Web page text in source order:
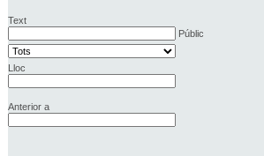
Text
Públic
Lloc
Anterior a